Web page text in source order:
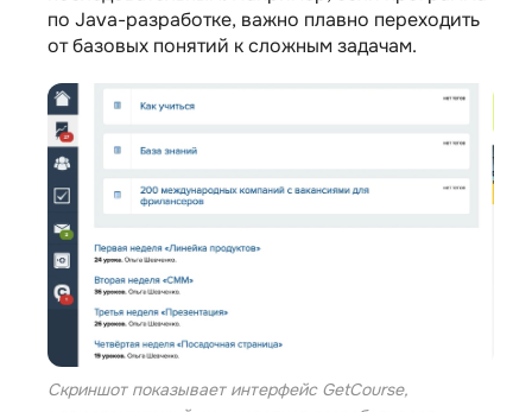
по Java-разработке, важно плавно переходить
от базовых понятий к сложным задачам.
Скриншот показывает интерфейс GetCourse,